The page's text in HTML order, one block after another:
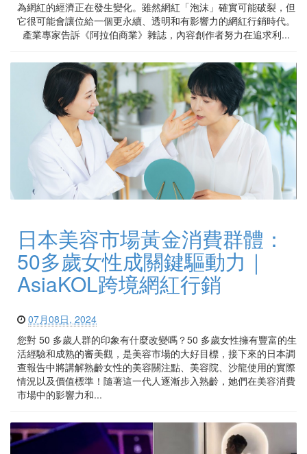
為網紅的經濟正在發生變化。雖然網紅「泡沫」確實可能破裂，但
它很可能會讓位給一個更永續、透明和有影響力的網紅行銷時代。
產業專家告訴《阿拉伯商業》雜誌，內容創作者努力在追求利...
日本美容市場黃金消費群體：
50多歲女性成關鍵驅動力｜
AsiaKOL跨境網紅行銷
07月08日, 2024
您對 50 多歲人群的印象有什麼改變嗎？50 多歲女性擁有豐富的生
活經驗和成熟的審美觀，是美容市場的大好目標，接下來的日本調
查報告中將講解熟齡女性的美容關注點、美容院、沙龍使用的實際
情況以及價值標準！隨著這一代人逐漸步入熟齡，她們在美容消費
市場中的影響力和...